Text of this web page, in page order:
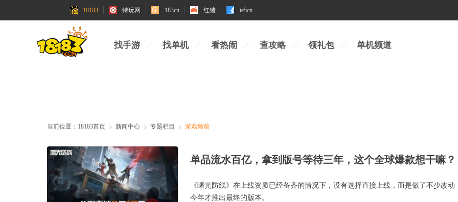
18183 特玩网 183cn 红猪 te5cn
找手游 找单机 看热闹 查攻略 领礼包 单机频道
当前位置： 18183首页 新闻中心 专题栏目 游戏葡萄
单品流水百亿，拿到版号等待三年，这个全球爆款想干嘛？
《曙光防线》在上线资质已经备齐的情况下，没有选择直接上线，而是做了不少改动
今年才推出最终的版本。